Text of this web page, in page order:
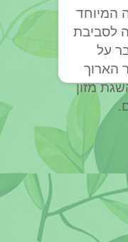
המיוחד
לסביבת
על
הארוך
מזון